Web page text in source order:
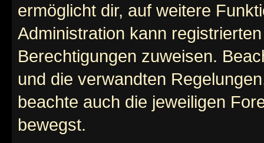
ermöglicht dir, auf weitere
Administration kann
Berechtigungen zuweisen.
und die verwandten
beachte auch die jeweiligen
bewegst.